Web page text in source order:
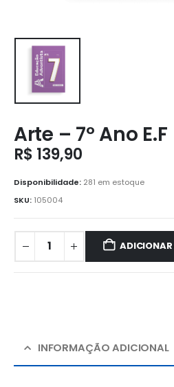
Arte – 7º Ano E.F
R$ 139,90
Disponibilidade: 281 em estoque
SKU: 105004
INFORMAÇÃO ADICIONAL